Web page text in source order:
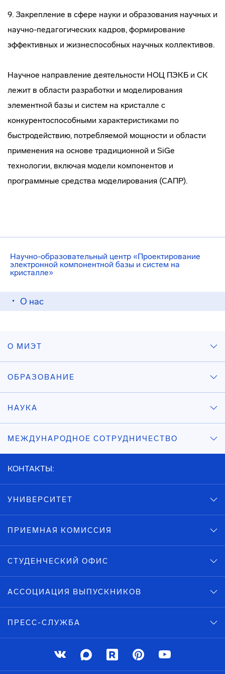
Научно-образовательный центр «Проектирование
электронной компонентной базы и систем на
кристалле»
О нас
9. Закрепление в сфере науки и образования научных и
научно-педагогических кадров, формирование
эффективных и жизнеспособных научных коллективов.
Научное направление деятельности НОЦ ПЭКБ и СК
лежит в области разработки и моделирования
элементной базы и систем на кристалле с
конкурентоспособными характеристиками по
быстродействию, потребляемой мощности и области
применения на основе традиционной и SiGe
технологии, включая модели компонентов и
программные средства моделирования (САПР).
О МИЭТ
ОБРАЗОВАНИЕ
НАУКА
МЕЖДУНАРОДНОЕ СОТРУДНИЧЕСТВО
КОНТАКТЫ:
УНИВЕРСИТЕТ
ПРИЕМНАЯ КОМИССИЯ
СТУДЕНЧЕСКИЙ ОФИС
АССОЦИАЦИЯ ВЫПУСКНИКОВ
ПРЕСС-СЛУЖБА